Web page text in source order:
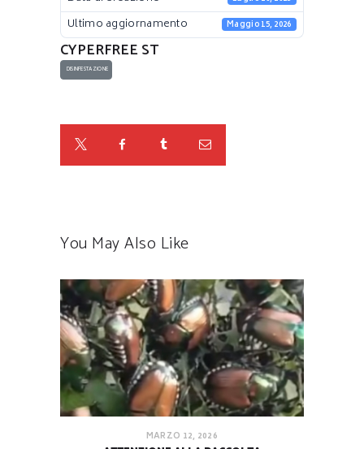
Ultimo aggiornamento Maggio 15, 2026
CYPERFREE ST
DISINFESTAZIONE
You May Also Like
MARZO 12, 2026